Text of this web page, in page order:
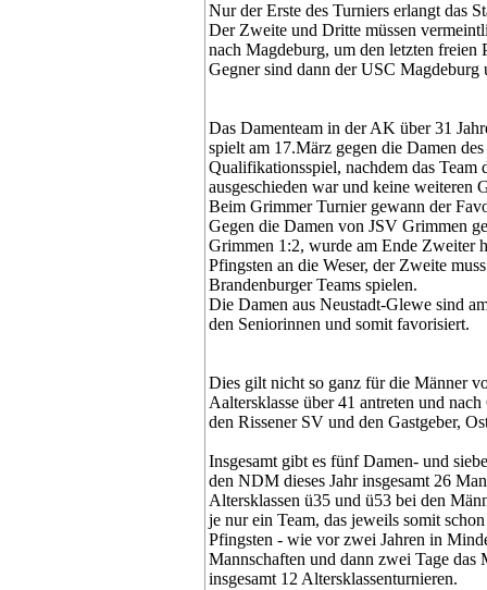
Nur der Erste des Turniers erlangt das
Der Zweite und Dritte müssen
nach Magdeburg, um den letzten freien
Gegner sind dann der USC Magdeburg
Das Damenteam in der AK über 31
spielt am 17.März gegen die Damen
Qualifikationsspiel, nachdem das Team
ausgeschieden war und keine weiteren
Beim Grimmer Turnier gewann der
Gegen die Damen von JSV Grimmen
Grimmen 1:2, wurde am Ende Zweiter
Pfingsten an die Weser, der Zweite
Brandenburger Teams spielen.
Die Damen aus Neustadt-Glewe sind
den Seniorinnen und somit favorisiert.
Dies gilt nicht so ganz für die Männer
Aaltersklasse über 41 antreten und
den Rissener SV und den Gastgeber,
Insgesamt gibt es fünf Damen- und
den NDM dieses Jahr insgesamt 26
Altersklassen ü35 und ü53 bei den
je nur ein Team, das jeweils somit
Pfingsten - wie vor zwei Jahren in
Mannschaften und dann zwei Tage das
insgesamt 12 Altersklassenturnieren.